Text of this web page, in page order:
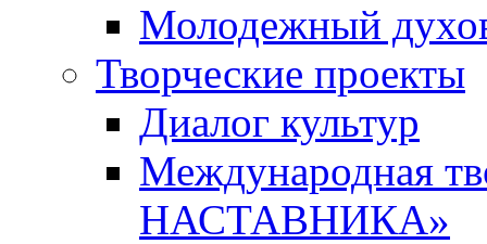
Молодежный
Творческие проекты
Диалог культур
Международная
НАСТАВНИКА»